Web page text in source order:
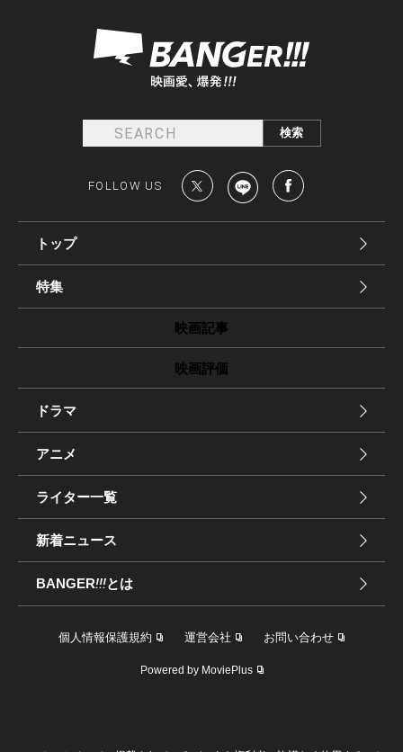
FOLLOW US
トップ
特集
映画記事
映画評価
ドラマ
アニメ
ライター一覧
新着ニュース
BANGER!!!とは
個人情報保護規約 運営会社 お問い合わせ
Powered by MoviePlus